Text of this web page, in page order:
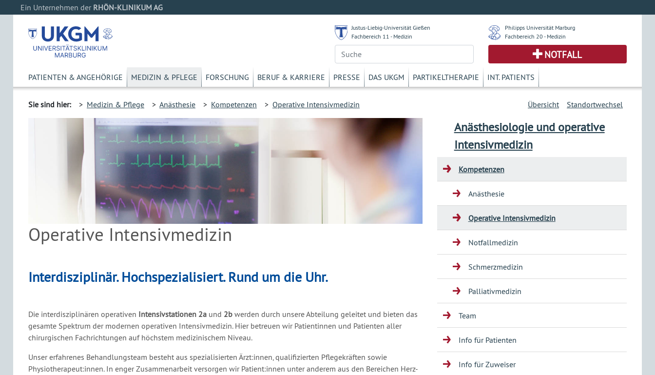
Ein Unternehmen der RHÖN-KLINIKUM AG
Justus-Liebig-Universität Gießen
Fachbereich 11 - Medizin
Philipps Universität Marburg
Fachbereich 20 - Medizin
NOTFALL
PATIENTEN & ANGEHÖRIGE MEDIZIN & PFLEGE FORSCHUNG BERUF & KARRIERE PRESSE DAS UKGM PARTIKELTHERAPIE INT. PATIENTS
Sie sind hier: > Medizin & Pflege > Anästhesie > Kompetenzen > Operative Intensivmedizin Standortwechsel
Übersicht
Operative Intensivmedizin
Interdisziplinär. Hochspezialisiert. Rund um die Uhr.
Die interdisziplinären operativen Intensivstationen 2a und 2b werden durch unsere Abteilung geleitet und bieten das
gesamte Spektrum der modernen operativen Intensivmedizin. Hier betreuen wir Patientinnen und Patienten aller
chirurgischen Fachrichtungen auf höchstem medizinischem Niveau.
Unser erfahrenes Behandlungsteam besteht aus spezialisierten Ärzt:innen, qualifizierten Pflegekräften sowie
Physiotherapeut:innen. In enger Zusammenarbeit versorgen wir Patient:innen unter anderem aus den Bereichen Herz-
Anästhesiologie und operative
Intensivmedizin
Kompetenzen
Anästhesie
Operative Intensivmedizin
Notfallmedizin
Schmerzmedizin
Palliativmedizin
Team
Info für Patienten
Info für Zuweiser